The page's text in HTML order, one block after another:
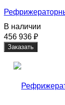
В наличии
456 936 ₽
Заказать